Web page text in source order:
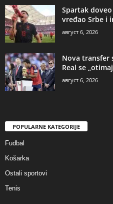
Spartak
vređao Srbe i
август 6, 2026
Nova transfer
Real se
август 6, 2026
POPULARNE KATEGORIJE
Fudbal
Košarka
Ostali sportovi
Tenis